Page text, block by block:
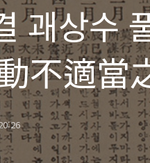
괘상수
不適當
부적당